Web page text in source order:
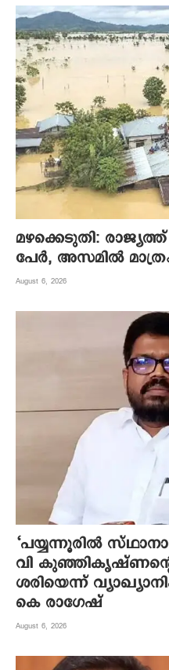
മഴക്കെടുതി: രാജ്യത്ത്
പേർ, അസമിൽ
August 6, 2026
‘പയ്യന്നൂരിൽ
വി
ശരിയെന്ന്
കെ രാഗേഷ്
August 6, 2026